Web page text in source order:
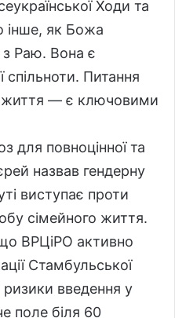
Ходи та
інше, як Божа
з Раю. Вона є
Питання
життя — є ключовими
для повноцінної та
назвав гендерну
виступає проти
сімейного життя.
ВРЦіРО активно
Стамбульської
ризики введення у
поле біля 60